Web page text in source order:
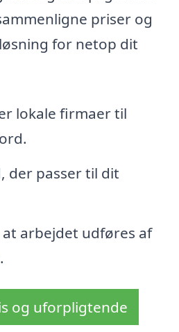
priser og
for netop dit
lokale firmaer til
der passer til dit
arbejdet udføres af
og uforpligtende